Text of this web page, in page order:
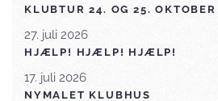
KLUBTUR 24. OG 25. OKTOBER
27. juli 2026
HJÆLP! HJÆLP! HJÆLP!
17. juli 2026
NYMALET KLUBHUS